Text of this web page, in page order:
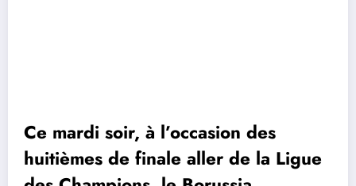
Ce mardi soir, à l’occasion des
huitièmes de finale aller de la Ligue